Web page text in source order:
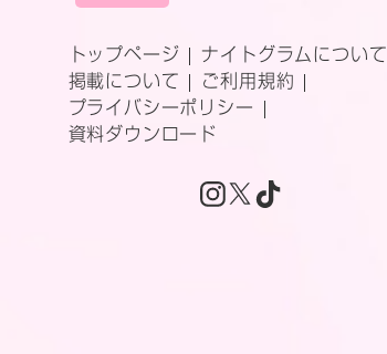
トップページ
ナイトグラムについて
掲載について
ご利用規約
プライバシーポリシー
資料ダウンロード